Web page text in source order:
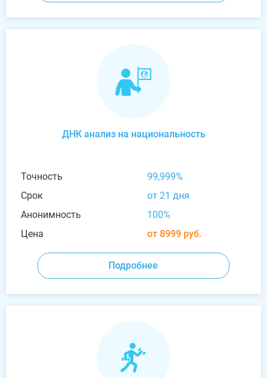
ДНК анализ на национальность
Точность
99,999%
Срок
от 21 дня
Анонимность
100%
Цена
от 8999 руб.
Подробнее